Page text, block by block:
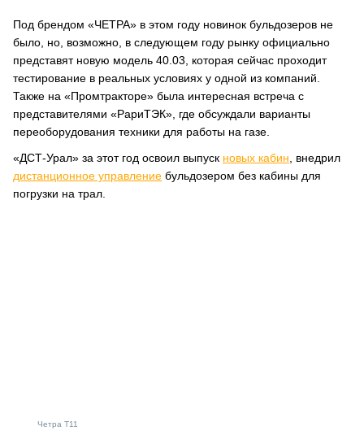
Под брендом «ЧЕТРА» в этом году новинок бульдозеров не
было, но, возможно, в следующем году рынку официально
представят новую модель 40.03, которая сейчас проходит
тестирование в реальных условиях у одной из компаний.
Также на «Промтракторе» была интересная встреча с
представителями «РариТЭК», где обсуждали варианты
переоборудования техники для работы на газе.
«ДСТ-Урал» за этот год освоил выпуск новых кабин , внедрил
дистанционное управление бульдозером без кабины для
погрузки на трал.
Четра Т11